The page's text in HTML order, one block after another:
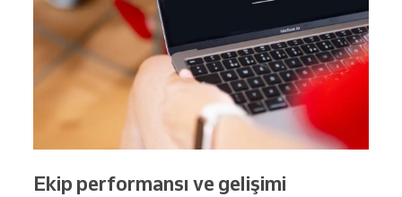
Ekip performansı ve gelişimi